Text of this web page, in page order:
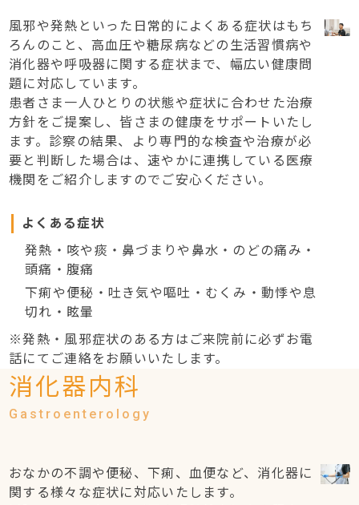
風邪や発熱といった日常的によくある症状はもち
ろんのこと、高血圧や糖尿病などの生活習慣病や
消化器や呼吸器に関する症状まで、幅広い健康問
題に対応しています。
患者さま一人ひとりの状態や症状に合わせた治療
方針をご提案し、皆さまの健康をサポートいたし
ます。診察の結果、より専門的な検査や治療が必
要と判断した場合は、速やかに連携している医療
機関をご紹介しますのでご安心ください。
よくある症状
発熱・咳や痰・鼻づまりや鼻水・のどの痛み・
頭痛・腹痛
下痢や便秘・吐き気や嘔吐・むくみ・動悸や息
切れ・眩暈
※発熱・風邪症状のある方はご来院前に必ずお電
話にてご連絡をお願いいたします。
消化器内科
おなかの不調や便秘、下痢、血便など、消化器に
関する様々な症状に対応いたします。